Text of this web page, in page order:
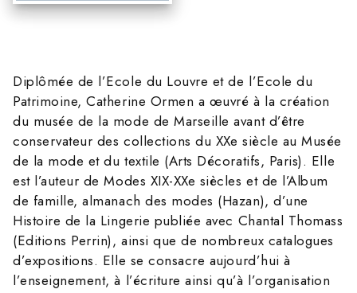
Diplômée de l’Ecole du Louvre et de l’Ecole du
Patrimoine, Catherine Ormen a œuvré à la création
du musée de la mode de Marseille avant d’être
conservateur des collections du XXe siècle au Musée
de la mode et du textile (Arts Décoratifs, Paris). Elle
est l’auteur de Modes XIX-XXe siècles et de l’Album
de famille, almanach des modes (Hazan), d’une
Histoire de la Lingerie publiée avec Chantal Thomass
(Editions Perrin), ainsi que de nombreux catalogues
d’expositions. Elle se consacre aujourd’hui à
l’enseignement, à l’écriture ainsi qu’à l’organisation